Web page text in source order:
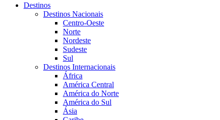
Destinos
Destinos Nacionais
Centro-Oeste
Norte
Nordeste
Sudeste
Sul
Destinos Internacionais
África
América Central
América do Norte
América do Sul
Ásia